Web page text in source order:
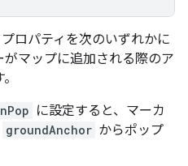
プロパティを次のいずれかに
マップに追加される際のア
に設定すると、マーカ
groundAnchor からポップ